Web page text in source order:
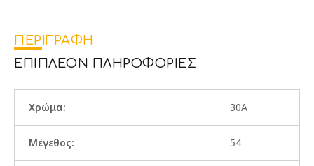
ΠΕΡΙΓΡΑΦΉ
ΕΠΙΠΛΈΟΝ ΠΛΗΡΟΦΟΡΊΕΣ
Χρώμα: 30A
Μέγεθος: 54